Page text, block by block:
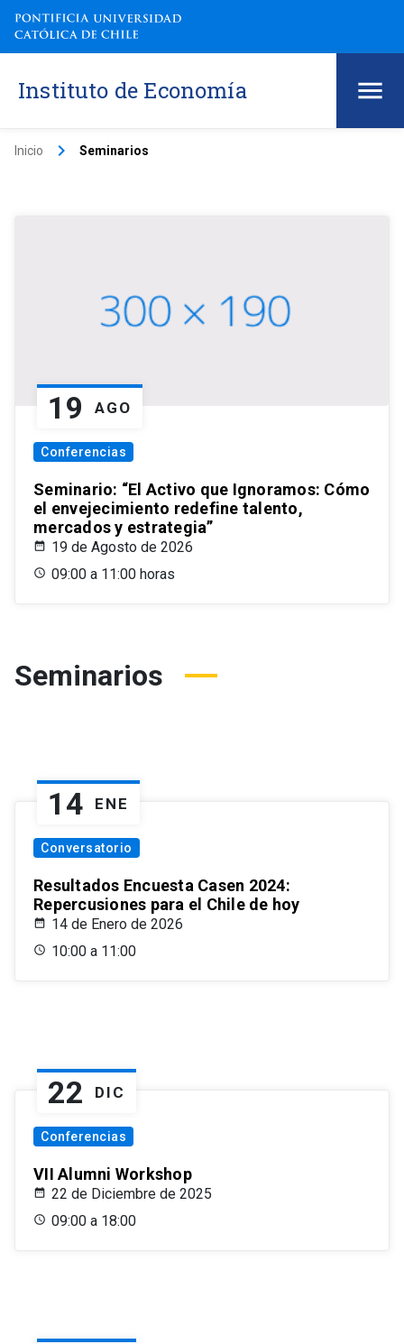
Instituto de Economía
Inicio keyboard_arrow_right Seminarios
19 AGO
Conferencias
Seminario: “El Activo que Ignoramos: Cómo
el envejecimiento redefine talento,
mercados y estrategia”
19 de Agosto de 2026
09:00 a 11:00 horas
Seminarios
14 ENE
Conversatorio
Resultados Encuesta Casen 2024:
Repercusiones para el Chile de hoy
14 de Enero de 2026
10:00 a 11:00
22 DIC
Conferencias
VII Alumni Workshop
22 de Diciembre de 2025
09:00 a 18:00